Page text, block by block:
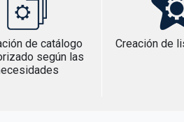
de catálogo
según las
Creación de